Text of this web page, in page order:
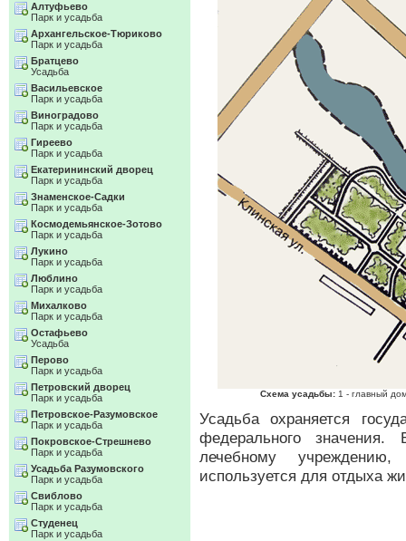
Схема усадьбы: 1 - главный
Усадьба охраняется
федерального значения.
лечебному
используется для отдыха
Алтуфьево
Парк и усадьба
Архангельское-Тюриково
Парк и усадьба
Братцево
Усадьба
Васильевское
Парк и усадьба
Виноградово
Парк и усадьба
Гиреево
Парк и усадьба
Екатерининский дворец
Парк и усадьба
Знаменское-Садки
Парк и усадьба
Космодемьянское-Зотово
Парк и усадьба
Лукино
Парк и усадьба
Люблино
Парк и усадьба
Михалково
Парк и усадьба
Остафьево
Усадьба
Перово
Парк и усадьба
Петровский дворец
Парк и усадьба
Петровское-Разумовское
Парк и усадьба
Покровское-Стрешнево
Парк и усадьба
Усадьба Разумовского
Парк и усадьба
Свиблово
Парк и усадьба
Студенец
Парк и усадьба